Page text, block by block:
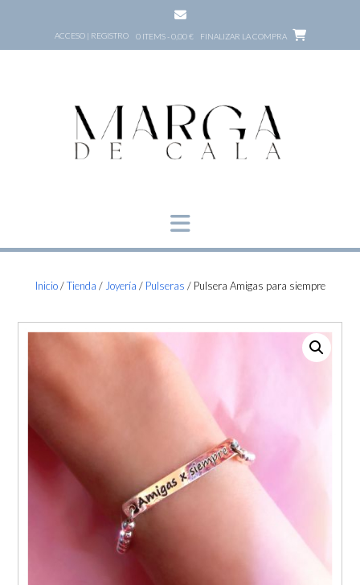
ACCESO | REGISTRO 0 ITEMS - 0,00 € FINALIZAR LA COMPRA
Inicio/Tienda / Joyería / Pulseras / Pulsera Amigas para siempre